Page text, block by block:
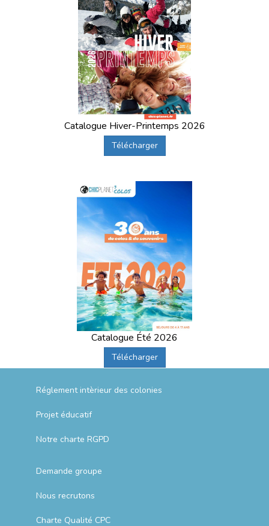
Catalogue Hiver-Printemps 2026
Télécharger
Catalogue Été 2026
Télécharger
Réglement intèrieur des colonies
Projet éducatif
Notre charte RGPD
Demande groupe
Nous recrutons
Charte Qualité CPC